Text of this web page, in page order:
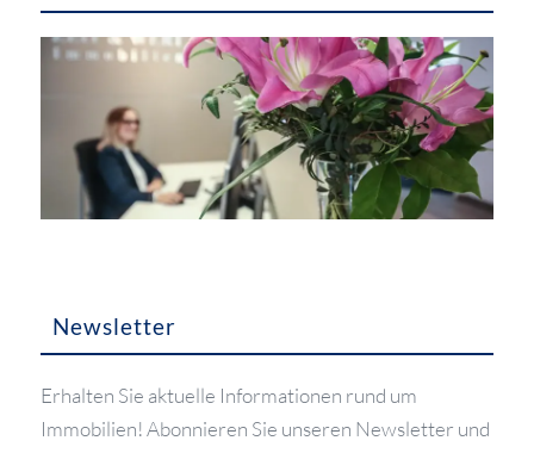
Newsletter
Erhalten Sie aktuelle Informationen rund um
Immobilien! Abonnieren Sie unseren Newsletter und